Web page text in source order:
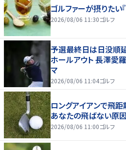
ゴルファーが摂りたい
2026/08/06 11:30ゴルフ
予選最終日は日没順
ホールアウト 長澤愛
マ
2026/08/06 11:04ゴルフ
ロングアイアンで飛
あなたの飛ばない原
2026/08/06 11:00ゴルフ